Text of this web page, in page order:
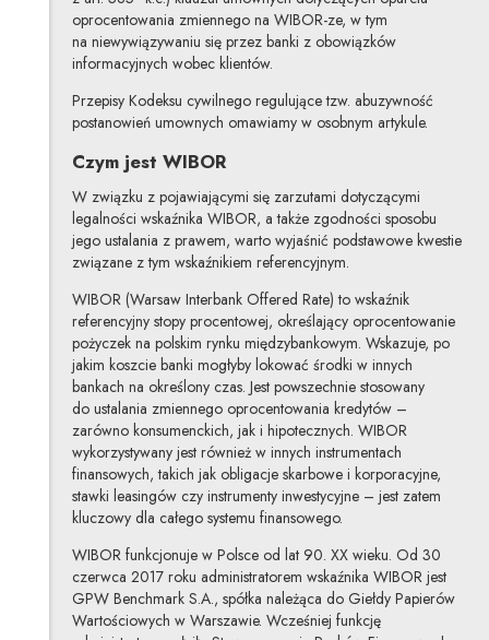
oprocentowania zmiennego na WIBOR-ze, w tym
na niewywiązywaniu się przez banki z obowiązków
informacyjnych wobec klientów.
Przepisy Kodeksu cywilnego regulujące tzw. abuzywność
postanowień umownych omawiamy w osobnym artykule.
Czym jest WIBOR
W związku z pojawiającymi się zarzutami dotyczącymi
legalności wskaźnika WIBOR, a także zgodności sposobu
jego ustalania z prawem, warto wyjaśnić podstawowe kwestie
związane z tym wskaźnikiem referencyjnym.
WIBOR (Warsaw Interbank Offered Rate) to wskaźnik
referencyjny stopy procentowej, określający oprocentowanie
pożyczek na polskim rynku międzybankowym. Wskazuje, po
jakim koszcie banki mogłyby lokować środki w innych
bankach na określony czas. Jest powszechnie stosowany
do ustalania zmiennego oprocentowania kredytów –
zarówno konsumenckich, jak i hipotecznych. WIBOR
wykorzystywany jest również w innych instrumentach
finansowych, takich jak obligacje skarbowe i korporacyjne,
stawki leasingów czy instrumenty inwestycyjne – jest zatem
kluczowy dla całego systemu finansowego.
WIBOR funkcjonuje w Polsce od lat 90. XX wieku. Od 30
czerwca 2017 roku administratorem wskaźnika WIBOR jest
GPW Benchmark S.A., spółka należąca do Giełdy Papierów
Wartościowych w Warszawie. Wcześniej funkcję